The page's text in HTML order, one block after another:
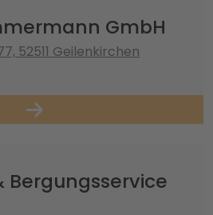
GmbH
52511 Geilenkirchen